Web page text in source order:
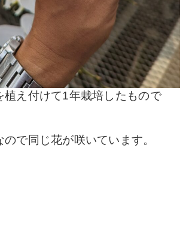
植え付けて1年栽培したもので
で同じ花が咲いています。